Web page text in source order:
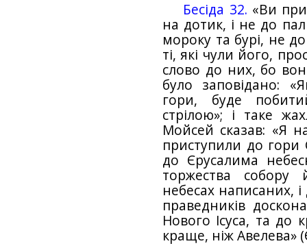
Бесіда 32. «Ви
на дотик, і не до
мороку та бурі, не
ті, які чули його,
слово до них, бо
було заповідано:
гори, буде
стрілою»; і таке
Мойсей сказав: «Я
приступили до гори
до Єрусалима
торжества
небесах написаних, і
праведників
Нового Ісуса, та до
краще, ніж Авелева»